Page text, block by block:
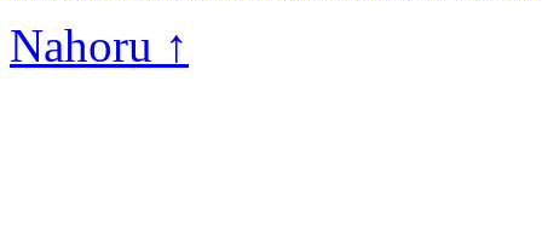
Nahoru ↑